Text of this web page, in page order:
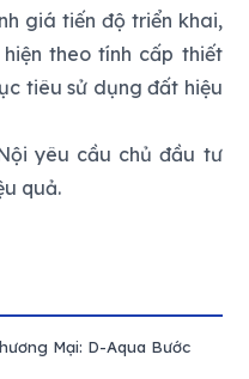
giá tiến độ triển khai,
theo tính cấp thiết
tiêu sử dụng đất hiệu
yêu cầu chủ đầu tư
quả.
Mại: D-Aqua Bước